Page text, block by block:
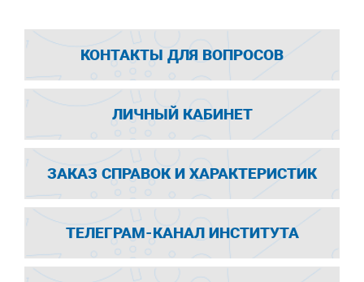
КОНТАКТЫ ДЛЯ ВОПРОСОВ
ЛИЧНЫЙ КАБИНЕТ
ЗАКАЗ СПРАВОК И ХАРАКТЕРИСТИК
ТЕЛЕГРАМ-КАНАЛ ИНСТИТУТА